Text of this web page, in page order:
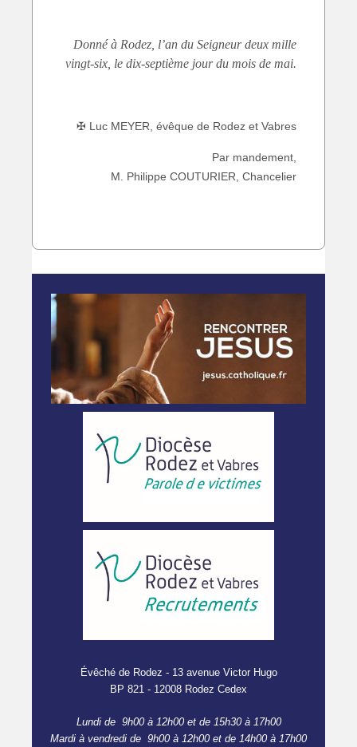
Donné à Rodez, l’an du Seigneur deux mille
vingt-six, le dix-septième jour du mois de mai.
✠ Luc MEYER, évêque de Rodez et Vabres
Par mandement,
M. Philippe COUTURIER, Chancelier
Évêché de Rodez - 13 avenue Victor Hugo
BP 821 - 12008 Rodez Cedex
Lundi de 9h00 à 12h00 et de 15h30 à 17h00
Mardi à vendredi de 9h00 à 12h00 et de 14h00 à 17h00